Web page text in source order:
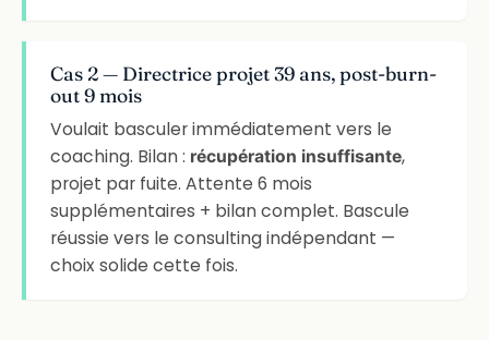
Cas 2 — Directrice projet 39 ans, post-burn-
out 9 mois
Voulait basculer immédiatement vers le
coaching. Bilan : récupération insuffisante,
projet par fuite. Attente 6 mois
supplémentaires + bilan complet. Bascule
réussie vers le consulting indépendant —
choix solide cette fois.